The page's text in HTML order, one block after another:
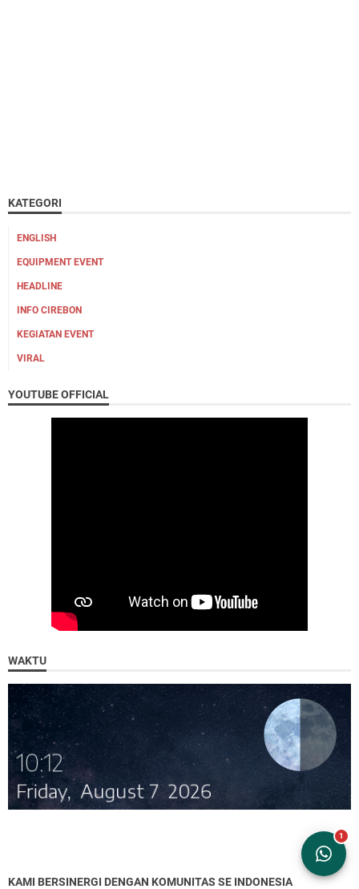
KATEGORI
ENGLISH
EQUIPMENT EVENT
HEADLINE
INFO CIREBON
KEGIATAN EVENT
VIRAL
YOUTUBE OFFICIAL
WAKTU
KAMI BERSINERGI DENGAN KOMUNITAS SE INDONESIA